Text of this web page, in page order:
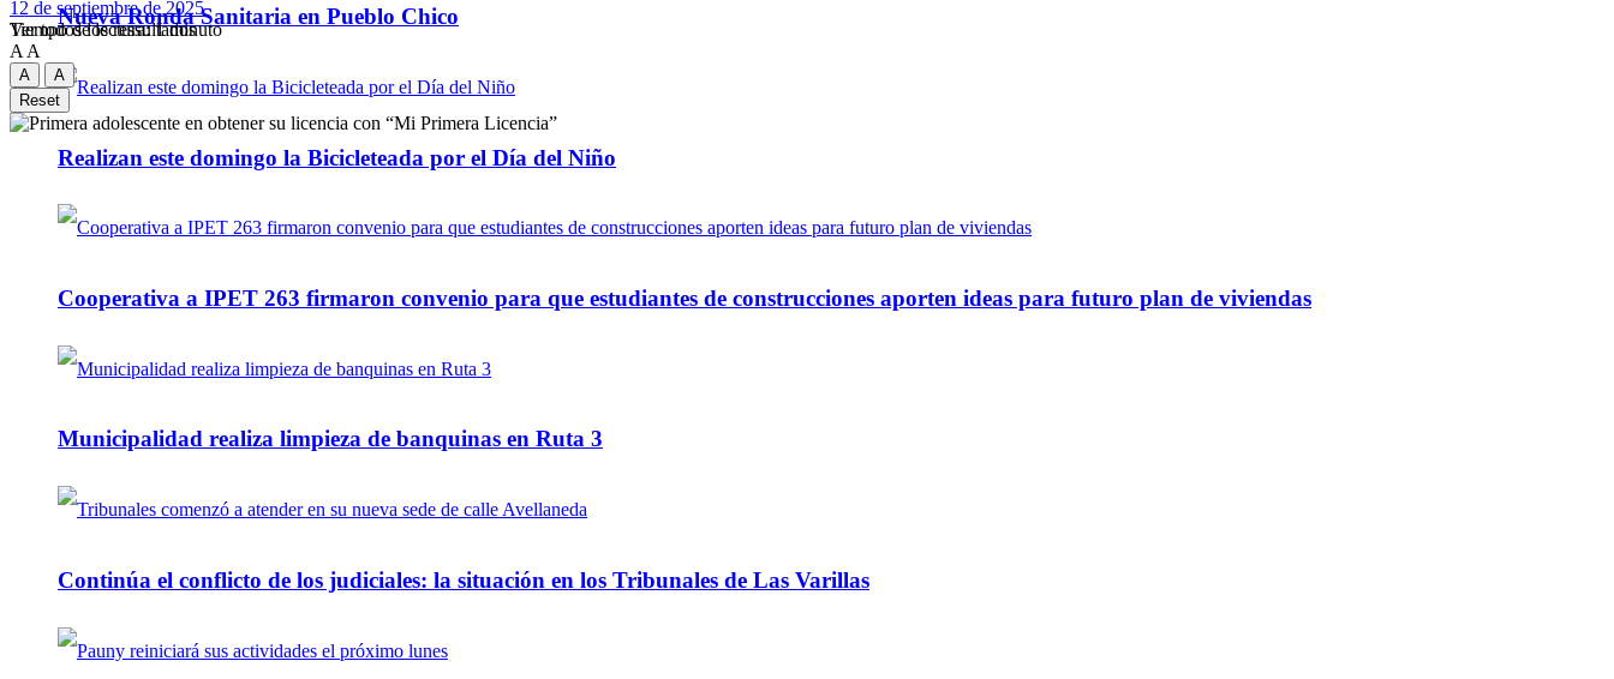
Nueva Ronda Sanitaria en Pueblo Chico
Realizan este domingo la Bicicleteada por el Día del Niño
Cooperativa a IPET 263 firmaron convenio para que estudiantes de construcciones aporten ideas para futuro plan de viviendas
Municipalidad realiza limpieza de banquinas en Ruta 3
Continúa el conflicto de los judiciales: la situación en los Tribunales de Las Varillas
Ver todos los ressultados
12 de septiembre de 2025
Tiempo de lectura: 1 minuto
A A
A
A
Reset